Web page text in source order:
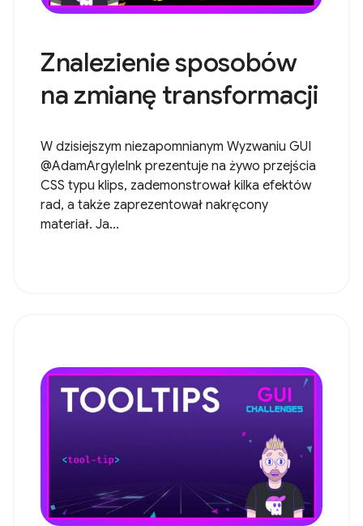
Znalezienie sposobów
na zmianę transformacji
W dzisiejszym niezapomnianym Wyzwaniu GUI
@AdamArgyleInk prezentuje na żywo przejścia
CSS typu klips, zademonstrował kilka efektów
rad, a także zaprezentował nakręcony
materiał. Ja...